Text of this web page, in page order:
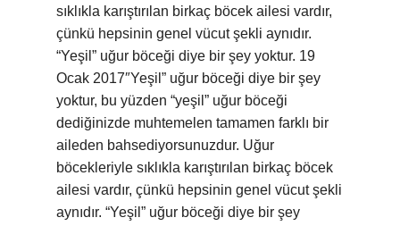
sıklıkla karıştırılan birkaç böcek ailesi vardır,
çünkü hepsinin genel vücut şekli aynıdır.
“Yeşil” uğur böceği diye bir şey yoktur. 19
Ocak 2017″Yeşil” uğur böceği diye bir şey
yoktur, bu yüzden “yeşil” uğur böceği
dediğinizde muhtemelen tamamen farklı bir
aileden bahsediyorsunuzdur. Uğur
böcekleriyle sıklıkla karıştırılan birkaç böcek
ailesi vardır, çünkü hepsinin genel vücut şekli
aynıdır. “Yeşil” uğur böceği diye bir şey